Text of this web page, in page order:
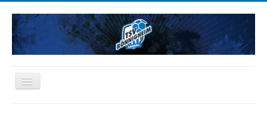
Toggle
Navigation